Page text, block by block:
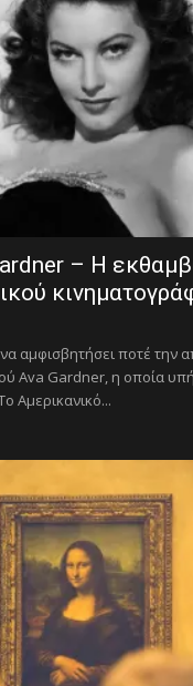
– Η
αμφισβητήσει ποτέ την
Ava Gardner, η οποία
Αμερικανικό...